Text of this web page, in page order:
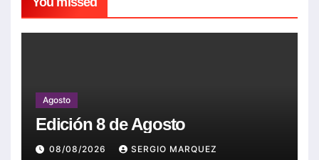
Agosto
Edición 8 de Agosto
08/08/2026 SERGIO MARQUEZ